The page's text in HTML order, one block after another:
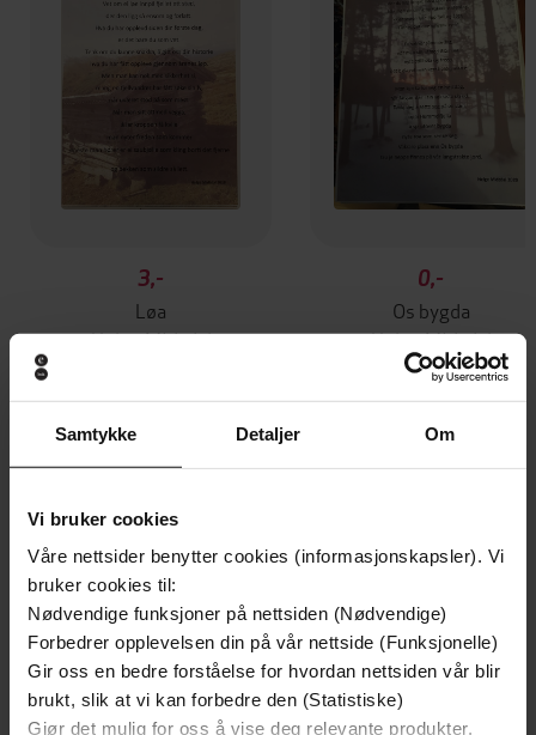
Samtykke Detaljer Om
Vi bruker cookies
Våre nettsider benytter cookies (informasjonskapsler). Vi
bruker cookies til:
Nødvendige funksjoner på nettsiden (Nødvendige)
Forbedrer opplevelsen din på vår nettside (Funksjonelle)
Gir oss en bedre forståelse for hvordan nettsiden vår blir
brukt, slik at vi kan forbedre den (Statistiske)
Gjør det mulig for oss å vise deg relevante produkter,
3,-
Løa
Helge MIdtdal
0,-
Os bygda
Helge MIdtdal
EBOK
Premium
Vinner av Rivertonprisen
Premium